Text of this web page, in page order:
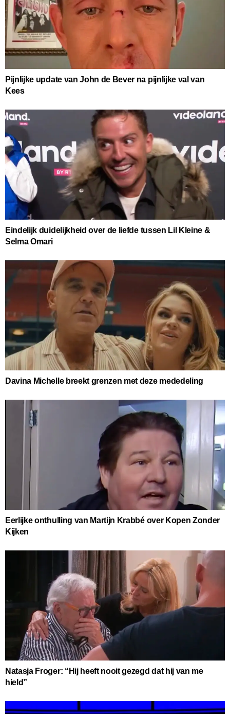
Pijnlijke update van John de Bever na pijnlijke val van
Kees
Eindelijk duidelijkheid over de liefde tussen Lil Kleine &
Selma Omari
Davina Michelle breekt grenzen met deze mededeling
Eerlijke onthulling van Martijn Krabbé over Kopen Zonder
Kijken
Natasja Froger: “Hij heeft nooit gezegd dat hij van me
hield”